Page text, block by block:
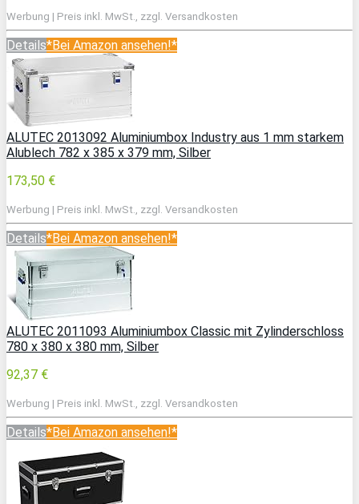
Werbung | Preis inkl. MwSt., zzgl. Versandkosten
Details*Bei Amazon ansehen!*
ALUTEC 2013092 Aluminiumbox Industry aus 1 mm starkem
Alublech 782 x 385 x 379 mm, Silber
173,50 €
Werbung | Preis inkl. MwSt., zzgl. Versandkosten
Details*Bei Amazon ansehen!*
ALUTEC 2011093 Aluminiumbox Classic mit Zylinderschloss
780 x 380 x 380 mm, Silber
92,37 €
Werbung | Preis inkl. MwSt., zzgl. Versandkosten
Details*Bei Amazon ansehen!*